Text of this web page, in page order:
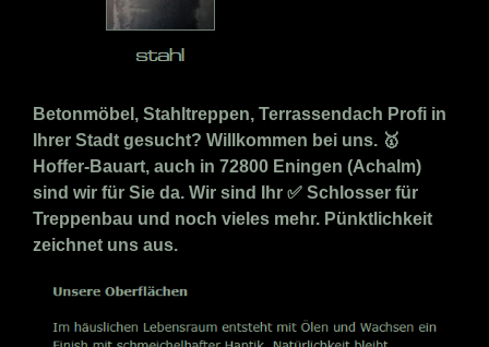
Betonmöbel, Stahltreppen, Terrassendach Profi in
Ihrer Stadt gesucht? Willkommen bei uns. 🥇
Hoffer-Bauart, auch in 72800 Eningen (Achalm)
sind wir für Sie da. Wir sind Ihr ✅ Schlosser für
Treppenbau und noch vieles mehr. Pünktlichkeit
zeichnet uns aus.